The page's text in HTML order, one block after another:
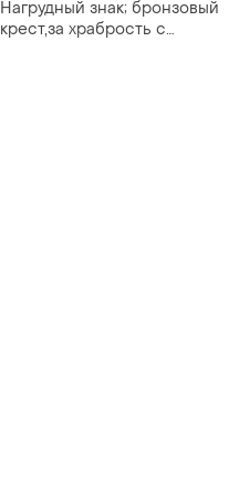
Нагрудный знак; бронзовый
крест,за храбрость с